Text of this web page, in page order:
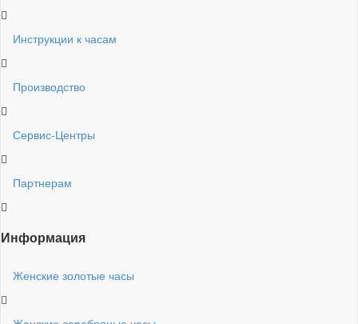
Инструкции к часам
Производство
Сервис-Центры
Партнерам
Информация
Женские золотые часы